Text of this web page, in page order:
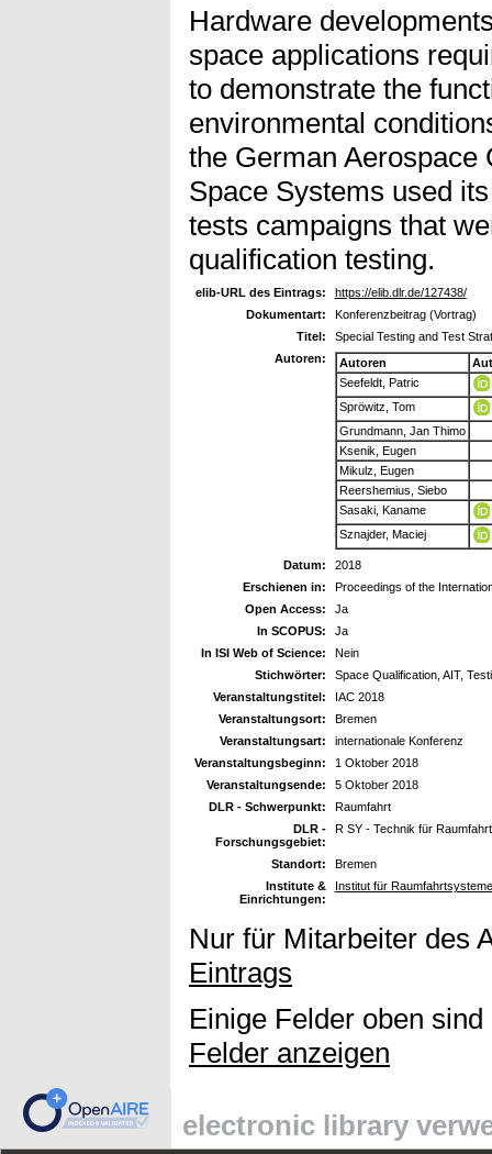
Hardware
space applications
to demonstrate the
environmental
the German Aerospace
Space Systems used
tests campaigns that
qualification testing.
elib-URL des Eintrags:
https://elib.dlr.de/127438/
Dokumentart:
Konferenzbeitrag (Vortrag)
Titel:
Special Testing and Test
Autoren:
Autoren
Seefeldt, Patric
Spröwitz, Tom
Grundmann, Jan Thimo
Ksenik, Eugen
Mikulz, Eugen
Reershemius, Siebo
Sasaki, Kaname
Sznajder, Maciej
Datum:
2018
Erschienen in:
Proceedings of the
Open Access:
Ja
In SCOPUS:
Ja
In ISI Web of Science:
Nein
Stichwörter:
Space Qualification, AIT,
Veranstaltungstitel:
IAC 2018
Veranstaltungsort:
Bremen
Veranstaltungsart:
internationale Konferenz
Veranstaltungsbeginn:
1 Oktober 2018
Veranstaltungsende:
5 Oktober 2018
DLR - Schwerpunkt:
Raumfahrt
DLR -
Forschungsgebiet:
R SY - Technik für
Standort:
Bremen
Institute &
Einrichtungen:
Institut für
Nur für Mitarbeiter des
Eintrags
Einige Felder oben
Felder anzeigen
electronic library